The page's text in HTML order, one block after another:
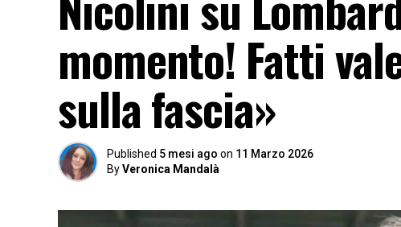
momento! Fatti
sulla fascia»
Published 5 mesi ago on 11 Marzo 2026
ByVeronica Mandalà